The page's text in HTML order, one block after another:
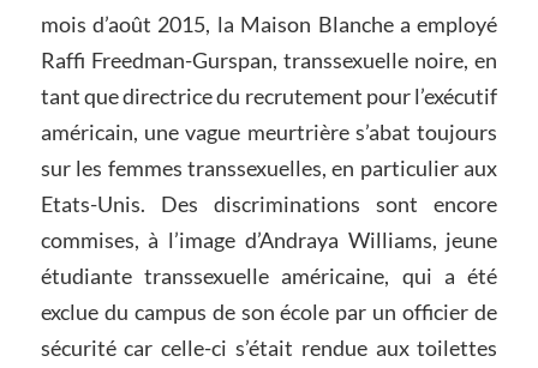
mois d’août 2015, la Maison Blanche a employé
Raffi Freedman-Gurspan, transsexuelle noire, en
tant que directrice du recrutement pour l’exécutif
américain, une vague meurtrière s’abat toujours
sur les femmes transsexuelles, en particulier aux
Etats-Unis. Des discriminations sont encore
commises, à l’image d’Andraya Williams, jeune
étudiante transsexuelle américaine, qui a été
exclue du campus de son école par un officier de
sécurité car celle-ci s’était rendue aux toilettes